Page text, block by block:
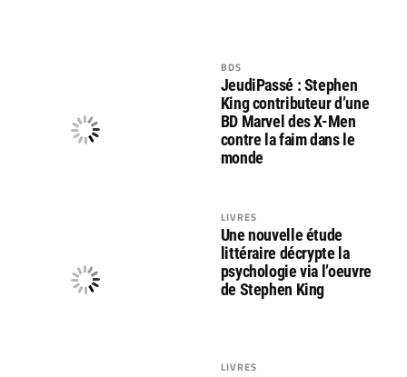
BDS
JeudiPassé : Stephen
King contributeur d’une
BD Marvel des X-Men
contre la faim dans le
monde
LIVRES
Une nouvelle étude
littéraire décrypte la
psychologie via l’oeuvre
de Stephen King
LIVRES